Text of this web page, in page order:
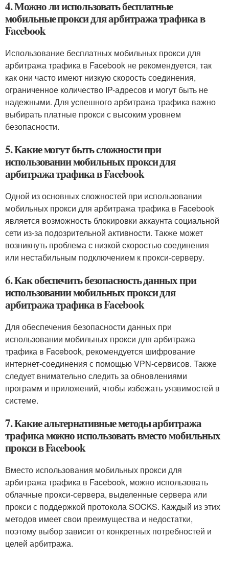
4. Можно ли использовать бесплатные
мобильные прокси для арбитража трафика в
Facebook
Использование бесплатных мобильных прокси для
арбитража трафика в Facebook не рекомендуется, так
как они часто имеют низкую скорость соединения,
ограниченное количество IP-адресов и могут быть не
надежными. Для успешного арбитража трафика важно
выбирать платные прокси с высоким уровнем
безопасности.
5. Какие могут быть сложности при
использовании мобильных прокси для
арбитража трафика в Facebook
Одной из основных сложностей при использовании
мобильных прокси для арбитража трафика в Facebook
является возможность блокировки аккаунта социальной
сети из-за подозрительной активности. Также может
возникнуть проблема с низкой скоростью соединения
или нестабильным подключением к прокси-серверу.
6. Как обеспечить безопасность данных при
использовании мобильных прокси для
арбитража трафика в Facebook
Для обеспечения безопасности данных при
использовании мобильных прокси для арбитража
трафика в Facebook, рекомендуется шифрование
интернет-соединения с помощью VPN-сервисов. Также
следует внимательно следить за обновлениями
программ и приложений, чтобы избежать уязвимостей в
системе.
7. Какие альтернативные методы арбитража
трафика можно использовать вместо мобильных
прокси в Facebook
Вместо использования мобильных прокси для
арбитража трафика в Facebook, можно использовать
облачные прокси-сервера, выделенные сервера или
прокси с поддержкой протокола SOCKS. Каждый из этих
методов имеет свои преимущества и недостатки,
поэтому выбор зависит от конкретных потребностей и
целей арбитража.